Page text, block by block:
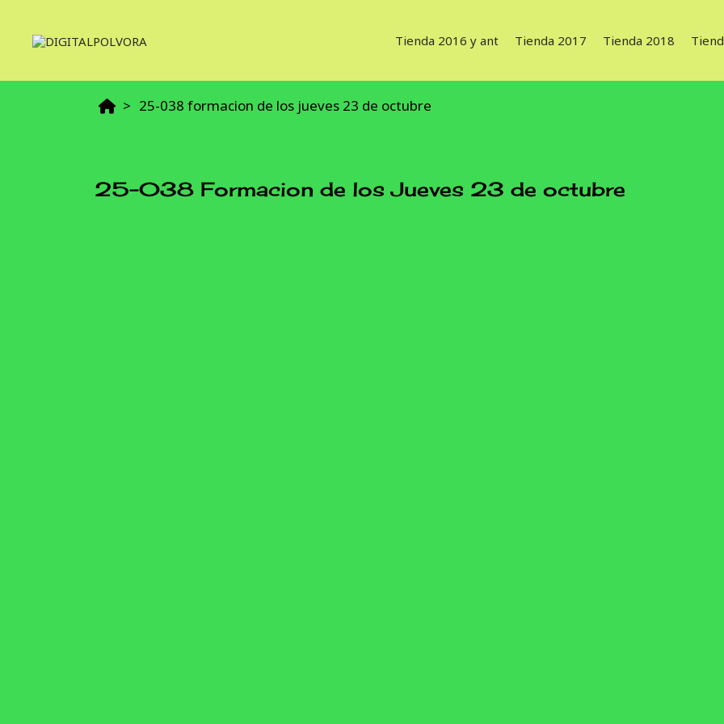
Tienda 2016 y ant Tienda 2017 Tienda 2018
25-038 formacion de los jueves 23 de octubre
25-038 Formacion de los Jueves 23 de octubre